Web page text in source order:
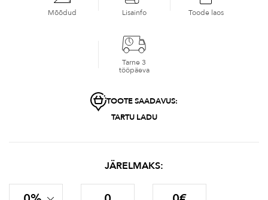
Mõõdud Lisainfo Toode laos
Tarne 3
tööpäeva
TOOTE SAADAVUS:
TARTU LADU
JÄRELMAKS: